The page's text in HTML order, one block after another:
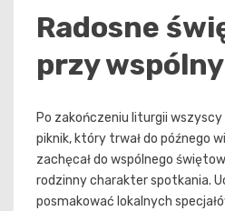
Radosne
przy
Po zakończeniu liturgii
piknik, który trwał do późnego
zachęcał do wspólnego
rodzinny charakter spotkania.
posmakować lokalnych